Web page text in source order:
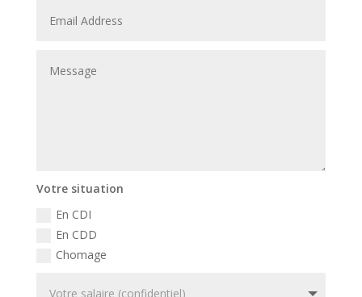
Votre situation
En CDI
En CDD
Chomage